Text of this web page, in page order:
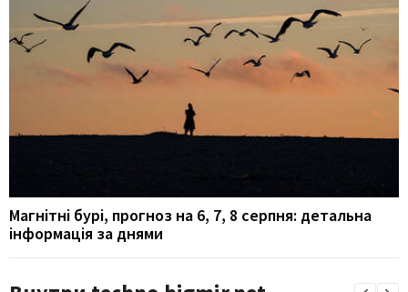
Магнітні бурі, прогноз на 6, 7, 8 серпня: детальна
інформація за днями